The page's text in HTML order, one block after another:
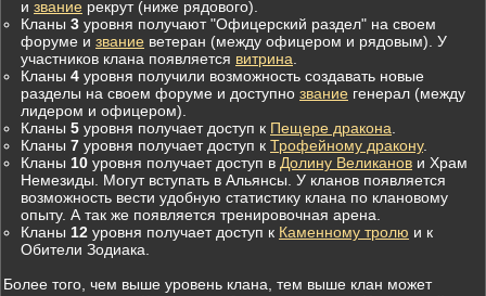
и звание рекрут (ниже рядового).
Кланы 3 уровня получают "Офицерский раздел" на своем
форуме и звание ветеран (между офицером и рядовым). У
участников клана появляется витрина
Кланы 4 уровня получили возможность создавать новые
разделы на своем форуме и доступно звание генерал (между
лидером и офицером).
Кланы 5 уровня получает доступ к Пещере дракона
Кланы 7 уровня получает доступ к Трофейному дракону.
Кланы 10 уровня получает доступ в Долину Великанов и Храм
Немезиды. Могут вступать в Альянсы. У кланов появляется
возможность вести удобную статистику клана по клановому
опыту. А так же появляется тренировочная арена.
Кланы 12 уровня получает доступ к Каменному тролю и к
Обители Зодиака.
Более того, чем выше уровень клана, тем выше клан может